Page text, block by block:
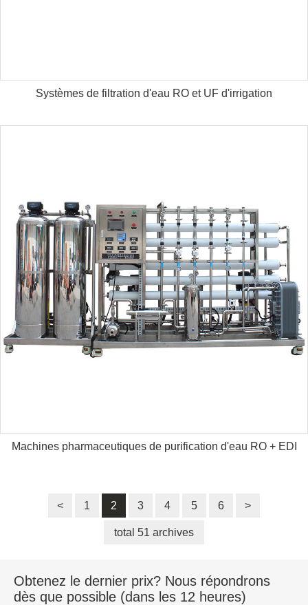
Systèmes de filtration d'eau RO et UF d'irrigation
Machines pharmaceutiques de purification d'eau RO + EDI
< 1 2 3 4 5 6 >
total 51 archives
Obtenez le dernier prix? Nous répondrons
dès que possible (dans les 12 heures)